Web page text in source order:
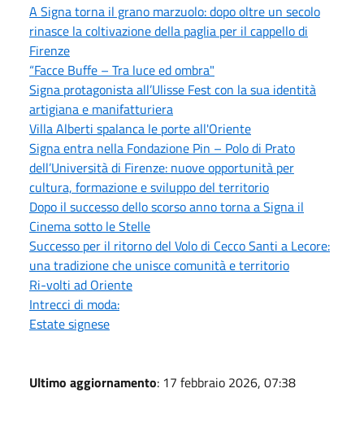
A Signa torna il grano marzuolo: dopo oltre un secolo
rinasce la coltivazione della paglia per il cappello di
Firenze
“Facce Buffe – Tra luce ed ombra"
Signa protagonista all’Ulisse Fest con la sua identità
artigiana e manifatturiera
Villa Alberti spalanca le porte all'Oriente
Signa entra nella Fondazione Pin – Polo di Prato
dell’Università di Firenze: nuove opportunità per
cultura, formazione e sviluppo del territorio
Dopo il successo dello scorso anno torna a Signa il
Cinema sotto le Stelle
Successo per il ritorno del Volo di Cecco Santi a Lecore:
una tradizione che unisce comunità e territorio
Ri-volti ad Oriente
Intrecci di moda:
Estate signese
Ultimo aggiornamento: 17 febbraio 2026, 07:38